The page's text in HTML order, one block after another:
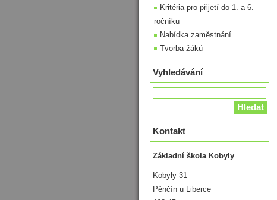
Kritéria pro přijetí do 1. a 6.
ročníku
Nabídka zaměstnání
Tvorba žáků
Vyhledávání
Kontakt
Základní škola Kobyly
Kobyly 31
Pěnčín u Liberce